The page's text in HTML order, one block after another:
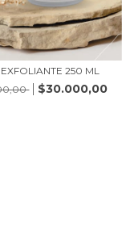
250 ML
$30.000,00